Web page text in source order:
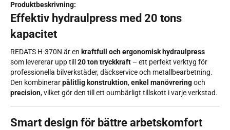
Produktbeskrivning:
Effektiv hydraulpress med 20 tons
kapacitet
REDATS H-370N är en kraftfull och ergonomisk hydraulpress
som levererar upp till 20 ton tryckkraft – ett perfekt verktyg för
professionella bilverkstäder, däckservice och metallbearbetning.
Den kombinerarpålitlig konstruktion,enkel manövreringoch
precision, vilket gör den till ett oumbärligt tillskott i varje verkstad.
Smart design för bättre arbetskomfort